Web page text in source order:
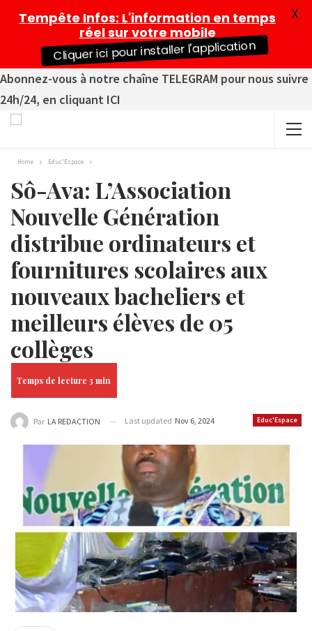
Abonnez-vous à notre chaîne TELEGRAM pour nous suivre
24h/24, en cliquant ICI
Home Educ'Espace
Sô-Ava: L’Association
Nouvelle Génération
distribue ordinateurs et
fournitures scolaires aux
nouveaux bacheliers et
meilleurs élèves de 05
collèges
Educ'Espace
Par LA REDACTION Last updated Nov 6, 2024
Tempête Infos: L'information en temps
réel sur votre mobile
Cliquer ici pour installer l'application
X